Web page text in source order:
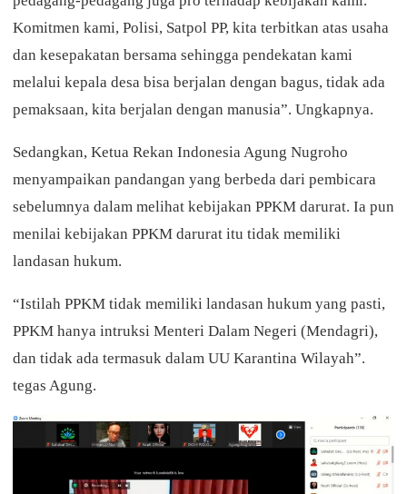
Komitmen kami, Polisi, Satpol PP, kita terbitkan atas usaha
dan kesepakatan bersama sehingga pendekatan kami
melalui kepala desa bisa berjalan dengan bagus, tidak ada
pemaksaan, kita berjalan dengan manusia”. Ungkapnya.
Sedangkan, Ketua Rekan Indonesia Agung Nugroho
menyampaikan pandangan yang berbeda dari pembicara
sebelumnya dalam melihat kebijakan PPKM darurat. Ia pun
menilai kebijakan PPKM darurat itu tidak memiliki
landasan hukum.
“Istilah PPKM tidak memiliki landasan hukum yang pasti,
PPKM hanya intruksi Menteri Dalam Negeri (Mendagri),
dan tidak ada termasuk dalam UU Karantina Wilayah”.
tegas Agung.